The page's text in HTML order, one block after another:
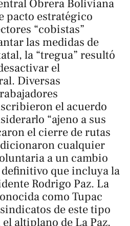
Obrera Boliviana
pacto estratégico
“cobistas”
las medidas de
la “tregua” resultó
el
Diversas
el acuerdo
“ajeno a sus
el cierre de rutas
cualquier
a un cambio
que incluya la
Rodrigo Paz. La
como Tupac
de este tipo
altiplano de La Paz,